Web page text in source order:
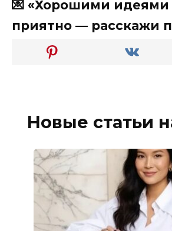
💌 «Хорошими идеями
приятно — расскажи
Новые статьи